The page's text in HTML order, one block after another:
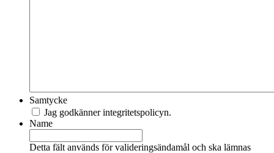
Samtycke
Jag godkänner integritetspolicyn.
Name
Detta fält används för valideringsändamål och ska lämnas